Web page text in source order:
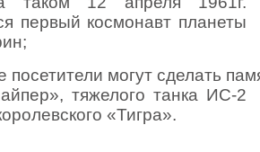
первый космонавт планеты
посетители могут сделать
тяжелого танка ИС-2
«Тигра».